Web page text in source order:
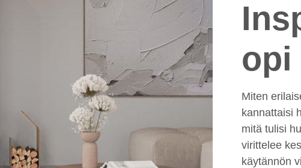
opi
Miten
kannattaisi
mitä tulisi
virittelee
käytännön